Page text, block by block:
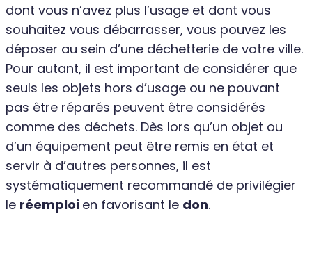
dont vous n’avez plus l’usage et dont vous
souhaitez vous débarrasser, vous pouvez les
déposer au sein d’une déchetterie de votre ville.
Pour autant, il est important de considérer que
seuls les objets hors d’usage ou ne pouvant
pas être réparés peuvent être considérés
comme des déchets. Dès lors qu’un objet ou
d’un équipement peut être remis en état et
servir à d’autres personnes, il est
systématiquement recommandé de privilégier
le réemploi en favorisant le don.